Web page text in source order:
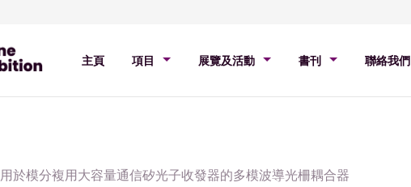
主頁 項目 展覽及活動 書刊 聯絡我們
用於模分複用大容量通信矽光子收發器的多模波導光柵耦合器